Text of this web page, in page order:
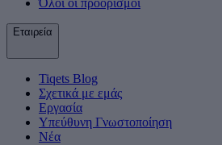
Όλοι οι προορισμοί
Εταιρεία
Tiqets Βlog
Σχετικά με εμάς
Εργασία
Υπεύθυνη Γνωστοποίηση
Νέα